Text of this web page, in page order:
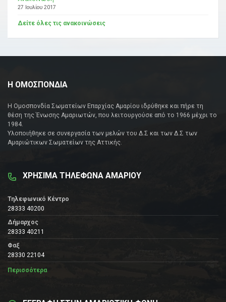
27 Ιουλίου 2017
Δείτε όλες τις ανακοινώσεις
Η ΟΜΟΣΠΟΝΔΙΑ
Η Ομοσπονδία Σωματείων Επαρχίας Αμαρίου ιδρύθηκε και πήρε τη
θέση της Ένωσης Αμαριωτών, που λειτουργούσε από το 1966 μέχρι το
1984.
Υλοποιήθηκε σε συνεργασία των μελών του Δ.Σ και των Δ.Σ των
Αμαριώτικων Σωματείων της Αττικής.
ΧΡΗΣΙΜΑ ΤΗΛΕΦΩΝΑ ΑΜΑΡΙΟΥ
Τηλεφωνικό Κέντρο
28333 40200
Δήμαρχος
28333 40211
Φαξ
28330 22104
Περισσότερα